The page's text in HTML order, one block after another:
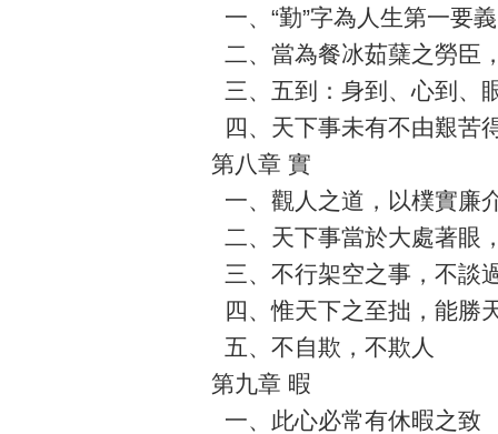
一、“勤”字為人生第一要義
二、當為餐冰茹蘖之勞臣
三、五到：身到、心到、
四、天下事未有不由艱苦
第八章 實
一、觀人之道，以樸實廉
二、天下事當於大處著眼
三、不行架空之事，不談
四、惟天下之至拙，能勝
五、不自欺，不欺人
第九章 暇
一、此心必常有休暇之致